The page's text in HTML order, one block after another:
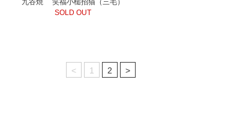
九谷焼 笑福小槌招猫（三毛）
SOLD OUT
< 1 2 >